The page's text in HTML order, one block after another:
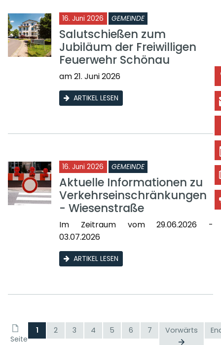
16. Juni 2026 GEMEINDE
Salutschießen zum
Jubiläum der Freiwilligen
Feuerwehr Schönau
am 21. Juni 2026
ARTIKEL LESEN
16. Juni 2026 GEMEINDE
Aktuelle Informationen zu
Verkehrseinschränkungen
- Wiesenstraße
Im Zeitraum vom 29.06.2026 -
03.07.2026
ARTIKEL LESEN
Seite
1 2 3 4 5 6 7 Vorwärts